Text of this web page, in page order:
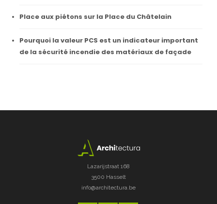
Place aux piétons sur la Place du Châtelain
Pourquoi la valeur PCS est un indicateur important
de la sécurité incendie des matériaux de façade
Lazarijstraat 168
3500 Hasselt
info@architectura.be